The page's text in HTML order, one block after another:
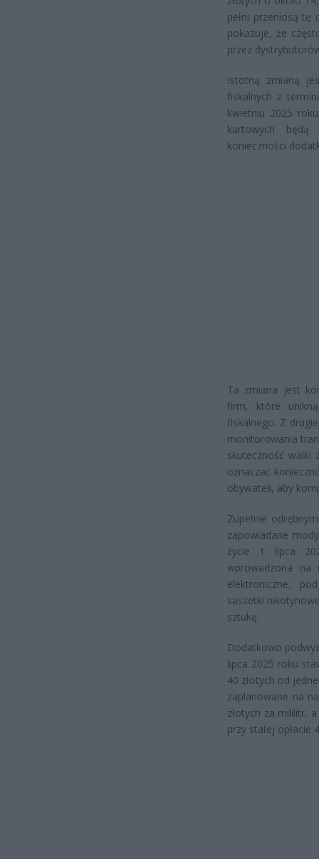
pełni przeniosą tę
pokazuje, że
przez
Istotną zmianą
fiskalnych z
kwietniu 2025
kartowych będą
konieczności
Ta zmiana jest
firm, które
fiskalnego. Z
monitorowania
skuteczność walki
oznaczać
obywateli, aby
Zupełnie
zapowiadane
życie 1 lipca
wprowadzona na
elektroniczne,
saszetki
sztukę.
Dodatkowo
lipca 2025 roku
40 złotych od
zaplanowane na
złotych za mililitr,
przy stałej opłacie